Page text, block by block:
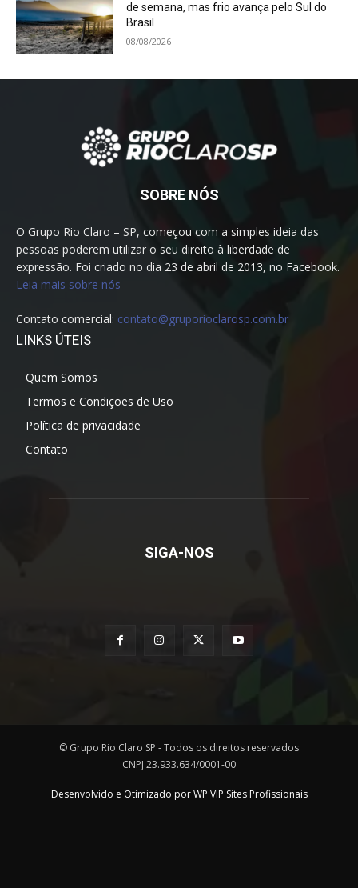
de semana, mas frio avança pelo Sul do
Brasil
08/08/2026
SOBRE NÓS
O Grupo Rio Claro – SP, começou com a simples ideia das
pessoas poderem utilizar o seu direito à liberdade de
expressão. Foi criado no dia 23 de abril de 2013, no Facebook.
Leia mais sobre nós
Contato comercial: contato@gruporioclarosp.com.br
LINKS ÚTEIS
Quem Somos
Termos e Condições de Uso
Política de privacidade
Contato
SIGA-NOS
© Grupo Rio Claro SP - Todos os direitos reservados
CNPJ 23.933.634/0001-00
Desenvolvido e Otimizado por WP VIP Sites Profissionais